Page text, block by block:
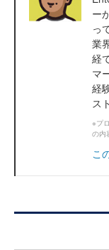
ー
っ
業
経
マ
経
ス
※プ
の内
こ